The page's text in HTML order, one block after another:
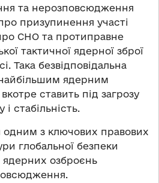
та нерозповсюдження
призупинення участі
СНО та протиправне
тактичної ядерної зброї
Така безвідповідальна
ядерним
ставить під загрозу
стабільність.
з ключових правових
глобальної безпеки
озброєнь